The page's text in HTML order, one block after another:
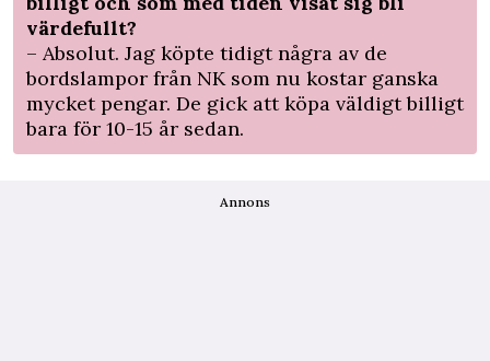
värdefullt?
– Absolut. Jag köpte tidigt ­några av de
bordslampor från NK som nu kostar ganska
mycket pengar. De gick att köpa väldigt billigt
bara för 10-15 år sedan.
Annons